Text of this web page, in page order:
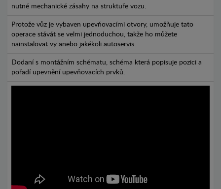
nutné mechanické zásahy na struktuře vozu.
Protože vůz je vybaven upevňovacími otvory, umožňuje tato
operace stávát se velmi jednoduchou, takže ho můžete
nainstalovat vy anebo jakékoli autoservis.
Dodaní s montážním schématu, schéma která popisuje pozici a
pořadí upevnění upevňovacích prvků.